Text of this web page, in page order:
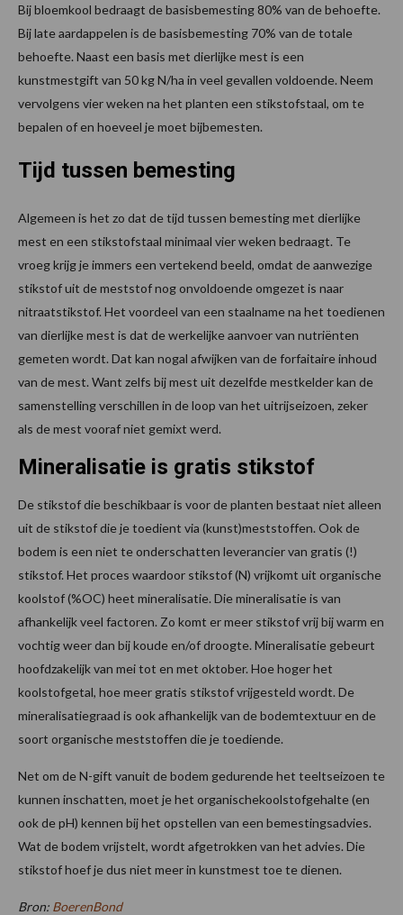
Bij bloemkool bedraagt de basisbemesting 80% van de behoefte.
Bij late aardappelen is de basisbemesting 70% van de totale
behoefte. Naast een basis met dierlijke mest is een
kunstmestgift van 50 kg N/ha in veel gevallen voldoende. Neem
vervolgens vier weken na het planten een stikstofstaal, om te
bepalen of en hoeveel je moet bijbemesten.
Tijd tussen bemesting
Algemeen is het zo dat de tijd tussen bemesting met dierlijke
mest en een stikstofstaal minimaal vier weken bedraagt. Te
vroeg krijg je immers een vertekend beeld, omdat de aanwezige
stikstof uit de meststof nog onvoldoende omgezet is naar
nitraatstikstof. Het voordeel van een staalname na het toedienen
van dierlijke mest is dat de werkelijke aanvoer van nutriënten
gemeten wordt. Dat kan nogal afwijken van de forfaitaire inhoud
van de mest. Want zelfs bij mest uit dezelfde mestkelder kan de
samenstelling verschillen in de loop van het uitrijseizoen, zeker
als de mest vooraf niet gemixt werd.
Mineralisatie is gratis stikstof
De stikstof die beschikbaar is voor de planten bestaat niet alleen
uit de stikstof die je toedient via (kunst)meststoffen. Ook de
bodem is een niet te onderschatten leverancier van gratis (!)
stikstof. Het proces waardoor stikstof (N) vrijkomt uit organische
koolstof (%OC) heet mineralisatie. Die mineralisatie is van
afhankelijk veel factoren. Zo komt er meer stikstof vrij bij warm en
vochtig weer dan bij koude en/of droogte. Mineralisatie gebeurt
hoofdzakelijk van mei tot en met oktober. Hoe hoger het
koolstofgetal, hoe meer gratis stikstof vrijgesteld wordt. De
mineralisatiegraad is ook afhankelijk van de bodemtextuur en de
soort organische meststoffen die je toediende.
Net om de N-gift vanuit de bodem gedurende het teeltseizoen te
kunnen inschatten, moet je het organischekoolstofgehalte (en
ook de pH) kennen bij het opstellen van een bemestingsadvies.
Wat de bodem vrijstelt, wordt afgetrokken van het advies. Die
stikstof hoef je dus niet meer in kunstmest toe te dienen.
Bron: BoerenBond